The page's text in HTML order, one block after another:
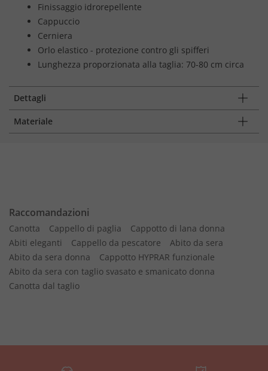
Finissaggio idrorepellente
Cappuccio
Cerniera
Orlo elastico - protezione contro gli spifferi
Lunghezza proporzionata alla taglia: 70-80 cm circa
Dettagli
Materiale
Raccomandazioni
Canotta Cappello di paglia
Cappotto di lana donna
Abiti eleganti
Cappello da pescatore
Abito da sera
Abito da sera donna
Cappotto HYPRAR funzionale
Abito da sera con taglio svasato e smanicato donna
Canotta dal taglio